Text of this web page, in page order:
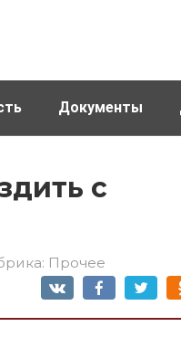
Документы
с
Прочее